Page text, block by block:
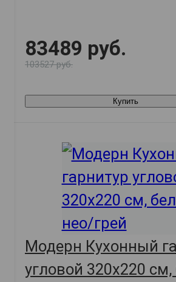
83489 руб.
103527 руб.
Купить
Модерн Кухонный
угловой 320х220